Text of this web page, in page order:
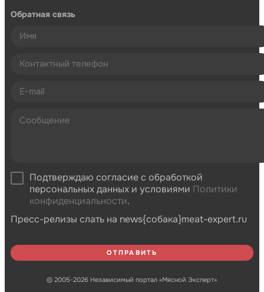
Обратная связь
Подтверждаю согласие с обработкой
персональных данных и условиями Политики
конфиденциальности.
Пресс-релизы слать на news{собака}meat-expert.ru
© 2005-2026 Независимый портал «Мясной Эксперт»